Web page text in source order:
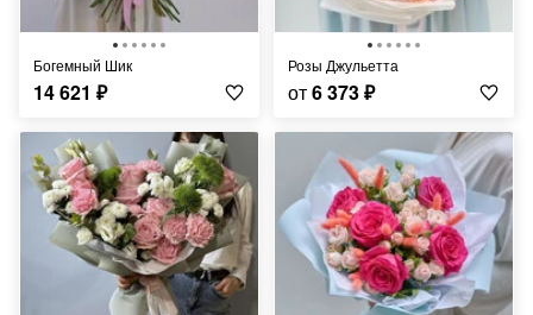
Богемный Шик
14 621 ₽
Розы Джульетта
от6 373₽